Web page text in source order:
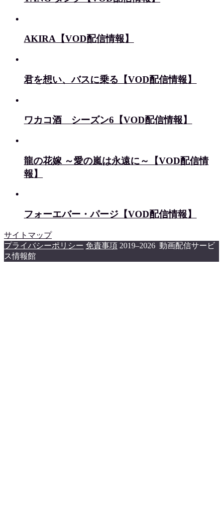
AKIRA【VOD配信情報】
君を想い、バスに乗る【VOD配信情報】
ワカコ酒 シーズン6【VOD配信情報】
龍の花嫁 ～愛の嵐は永遠に～【VOD配信情
報】
フォーエバー・パージ【VOD配信情報】
サイトマップ
プライバシーポリシー 免責事項 2019–2026 動画配信サービ
ス情報館